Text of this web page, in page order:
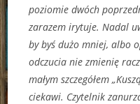
poziomie dwóch
zarazem irytuje. Nadal
by byś dużo mniej, albo
odczucia nie zmienię
małym szczegółem
ciekawi. Czytelnik